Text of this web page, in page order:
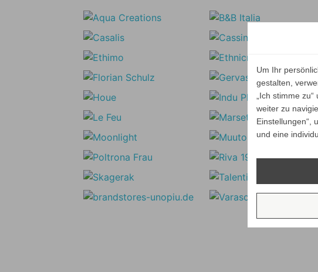
Um Ihr
gestalten,
„Ich stimme
weiter zu
Einstellungen“,
und eine